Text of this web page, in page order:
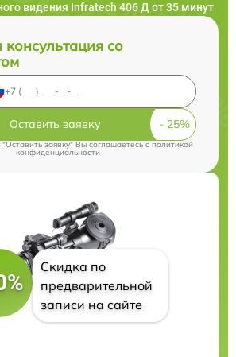
видения Infratech 406 Д от 35 минут
консультация со
Оставить заявку
заявку" Вы соглашаетесь cполитикой
конфиденциальности
Скидка по
предварительной
записи на сайте